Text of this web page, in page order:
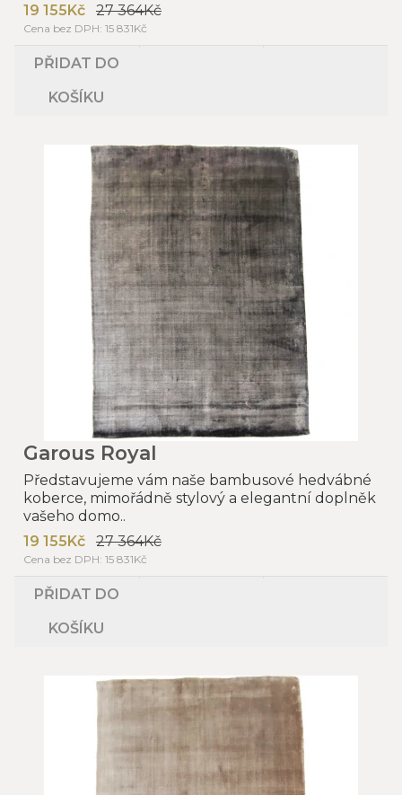
19 155Kč
27 364Kč
Cena bez DPH: 15 831Kč
PŘIDAT DO
KOŠÍKU
Garous Royal
Představujeme vám naše bambusové hedvábné
koberce, mimořádně stylový a elegantní doplněk
vašeho domo..
19 155Kč
27 364Kč
Cena bez DPH: 15 831Kč
PŘIDAT DO
KOŠÍKU